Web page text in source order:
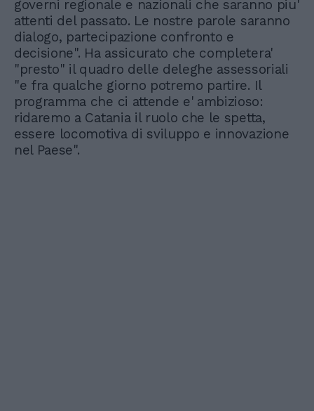
governi regionale e nazionali che saranno piu'
attenti del passato. Le nostre parole saranno
dialogo, partecipazione confronto e
decisione". Ha assicurato che completera'
"presto" il quadro delle deleghe assessoriali
"e fra qualche giorno potremo partire. Il
programma che ci attende e' ambizioso:
ridaremo a Catania il ruolo che le spetta,
essere locomotiva di sviluppo e innovazione
nel Paese".